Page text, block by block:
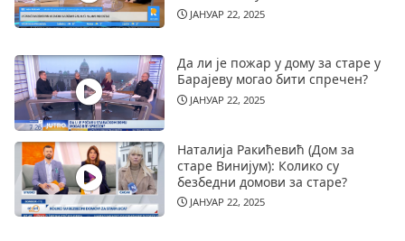
ЈАНУАР 22, 2025
Да ли је пожар у дому за старе у
Барајеву могао бити спречен?
ЈАНУАР 22, 2025
Наталија Ракићевић (Дом за
старе Винијум): Колико су
безбедни домови за старе?
ЈАНУАР 22, 2025